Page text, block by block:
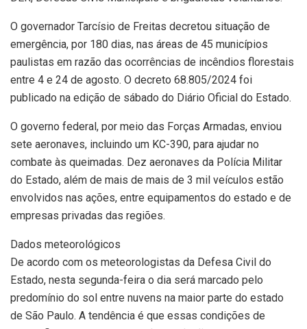
O governador Tarcísio de Freitas decretou situação de
emergência, por 180 dias, nas áreas de 45 municípios
paulistas em razão das ocorrências de incêndios florestais
entre 4 e 24 de agosto. O decreto 68.805/2024 foi
publicado na edição de sábado do Diário Oficial do Estado.
O governo federal, por meio das Forças Armadas, enviou
sete aeronaves, incluindo um KC-390, para ajudar no
combate às queimadas. Dez aeronaves da Polícia Militar
do Estado, além de mais de mais de 3 mil veículos estão
envolvidos nas ações, entre equipamentos do estado e de
empresas privadas das regiões.
Dados meteorológicos
De acordo com os meteorologistas da Defesa Civil do
Estado, nesta segunda-feira o dia será marcado pelo
predomínio do sol entre nuvens na maior parte do estado
de São Paulo. A tendência é que essas condições de